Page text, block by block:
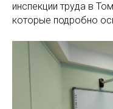
инспекции труда в
которые подробно